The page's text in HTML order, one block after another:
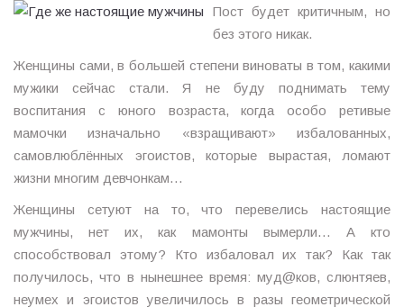
Пост будет критичным, но
без этого никак.
Женщины сами, в большей степени виноваты в том, какими
мужики сейчас стали. Я не буду поднимать тему
воспитания с юного возраста, когда особо ретивые
мамочки изначально «взращивают» избалованных,
самовлюблённых эгоистов, которые вырастая, ломают
жизни многим девчонкам…
Женщины сетуют на то, что перевелись настоящие
мужчины, нет их, как мамонты вымерли… А кто
способствовал этому? Кто избаловал их так? Как так
получилось, что в нынешнее время: муд@ков, слюнтяев,
неумех и эгоистов увеличилось в разы геометрической